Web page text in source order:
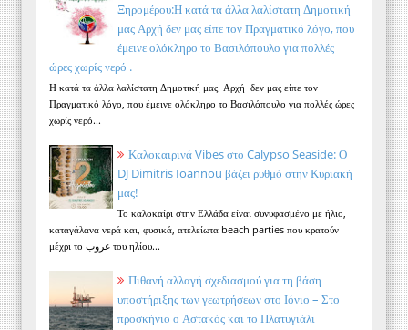
Ξηρομέρου:Η κατά τα άλλα λαλίστατη Δημοτική
μας Αρχή δεν μας είπε τον Πραγματικό λόγο, που
έμεινε ολόκληρο το Βασιλόπουλο για πολλές
ώρες χωρίς νερό .
Η κατά τα άλλα λαλίστατη Δημοτική μας Αρχή δεν μας είπε τον
Πραγματικό λόγο, που έμεινε ολόκληρο το Βασιλόπουλο για πολλές ώρες
χωρίς νερό...
Καλοκαιρινά Vibes στο Calypso Seaside: Ο
DJ Dimitris Ioannou βάζει ρυθμό στην Κυριακή
μας!
Το καλοκαίρι στην Ελλάδα είναι συνυφασμένο με ήλιο,
καταγάλανα νερά και, φυσικά, ατελείωτα beach parties που κρατούν
μέχρι το غروب του ηλίου...
Πιθανή αλλαγή σχεδιασμού για τη βάση
υποστήριξης των γεωτρήσεων στο Ιόνιο – Στο
προσκήνιο ο Αστακός και το Πλατυγιάλι